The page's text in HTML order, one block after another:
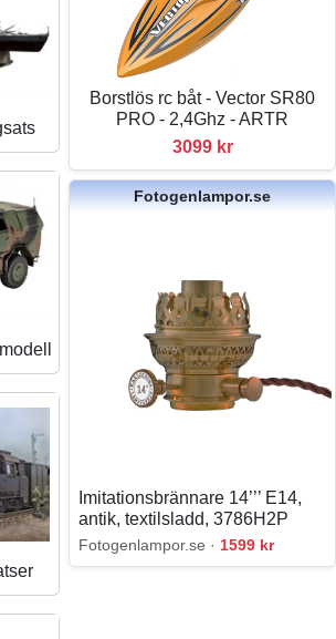
Borstlös rc båt - Vector SR80
PRO - 2,4Ghz - ARTR
3099 kr
Fotogenlampor.se
Imitationsbrännare 14’’’ E14,
antik, textilsladd, 3786H2P
Fotogenlampor.se · 1599 kr